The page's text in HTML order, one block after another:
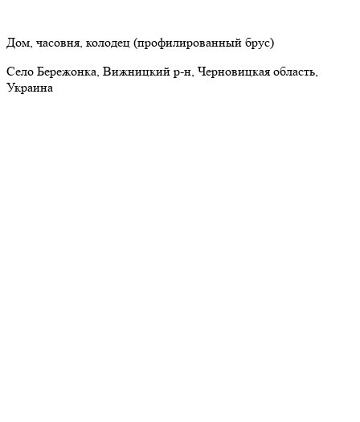
Дом, часовня, колодец (профилированный брус)
Село Бережонка, Вижницкий р-н, Черновицкая область,
Украина